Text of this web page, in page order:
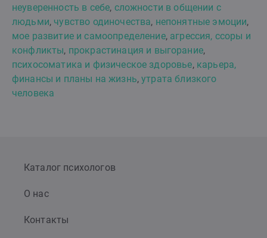
неуверенность в себе, сложности в общении с
людьми, чувство одиночества, непонятные эмоции,
мое развитие и самоопределение, агрессия, ссоры и
конфликты, прокрастинация и выгорание,
психосоматика и физическое здоровье, карьера,
финансы и планы на жизнь,утрата близкого
человека
Каталог психологов
О нас
Контакты